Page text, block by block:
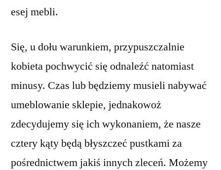
esej mebli.
Się, u dołu warunkiem, przypuszczalnie
kobieta pochwycić się odnaleźć natomiast
minusy. Czas lub będziemy musieli nabywać
umeblowanie sklepie, jednakowoż
zdecydujemy się ich wykonaniem, że nasze
cztery kąty będą błyszczeć pustkami za
pośrednictwem jakiś innych zleceń. Możemy